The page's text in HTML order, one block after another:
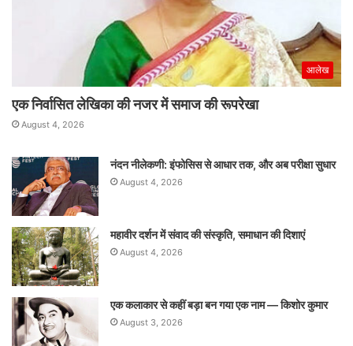
आलेख
एक निर्वासित लेखिका की नजर में समाज की रूपरेखा
August 4, 2026
नंदन नीलेकणी: इंफोसिस से आधार तक, और अब परीक्षा सुधार
August 4, 2026
महावीर दर्शन में संवाद की संस्कृति, समाधान की दिशाएं
August 4, 2026
एक कलाकार से कहीं बड़ा बन गया एक नाम — किशोर कुमार
August 3, 2026